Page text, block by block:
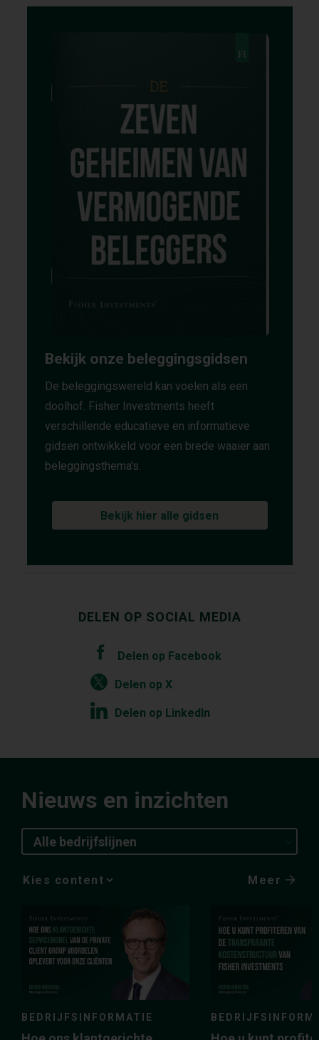
Bekijk onze beleggingsgidsen
De beleggingswereld kan voelen als een
doolhof. Fisher Investments heeft
verschillende educatieve en informatieve
gidsen ontwikkeld voor een brede waaier aan
beleggingsthema's.
Bekijk hier alle gidsen
DELEN OP SOCIAL MEDIA
Delen op Facebook
Delen op X
Delen op LinkedIn
Nieuws en inzichten
Alle bedrijfslijnen
Media
Meer
BEDRIJFSINFORMATIE